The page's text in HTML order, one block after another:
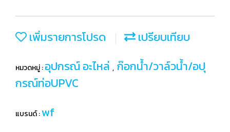
เพิ่มรายการโปรด เปรียบเทียบ
หมวดหมู่ :อุปกรณ์ อะไหล่ , ก๊อกน้ำ/วาล์วน้ำ/อปุ
กรณ์ท่อUPVC
แบรนด์ :wf